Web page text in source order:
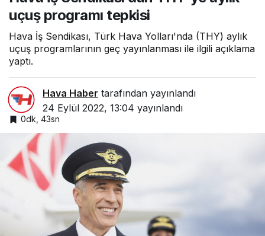
uçuş programı tepkisi
Hava İş Sendikası, Türk Hava Yolları'nda (THY) aylık
uçuş programlarının geç yayınlanması ile ilgili açıklama
yaptı.
Hava Haber tarafından yayınlandı
24 Eylül 2022, 13:04 yayınlandı
0dk, 43sn